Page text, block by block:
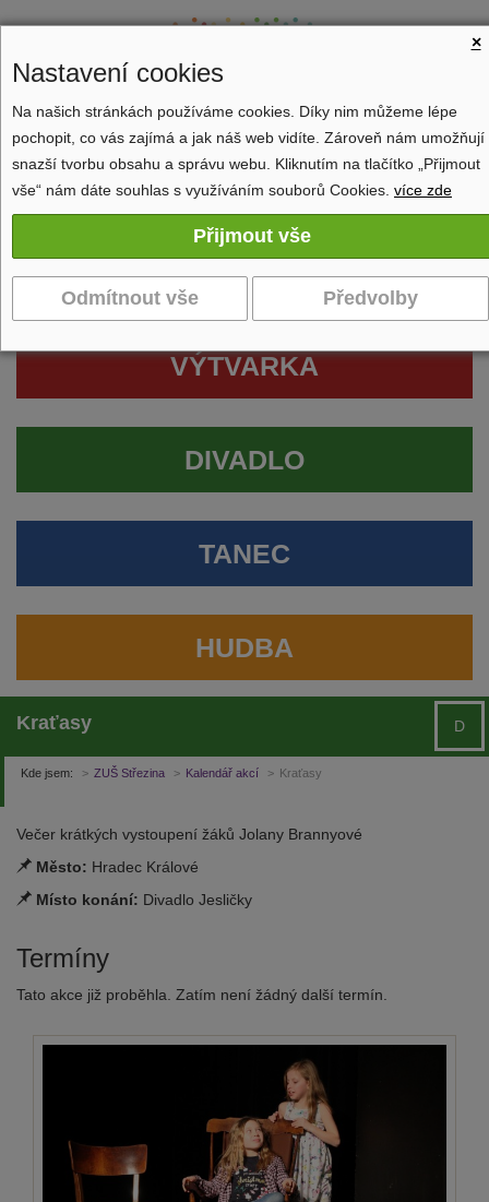
Zobrazit navigaci
VÝTVARKA
DIVADLO
TANEC
HUDBA
Kraťasy D
Kde jsem: ZUŠ Střezina Kalendář akcí Kraťasy
Večer krátkých vystoupení žáků Jolany Brannyové
Město: Hradec Králové
Místo konání: Divadlo Jesličky
Termíny
Tato akce již proběhla. Zatím není žádný další termín.
×
Nastavení cookies
Na našich stránkách používáme cookies. Díky nim můžeme lépe
pochopit, co vás zajímá a jak náš web vidíte. Zároveň nám umožňují
snazší tvorbu obsahu a správu webu. Kliknutím na tlačítko „Přijmout
vše“ nám dáte souhlas s využíváním souborů Cookies. více zde